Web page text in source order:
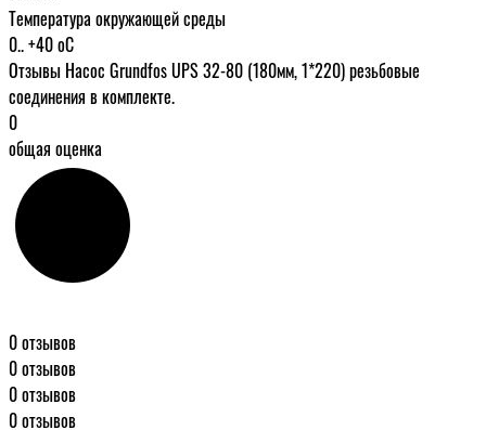
Температура окружающей среды
0.. +40 oC
Отзывы Насос Grundfos UPS 32-80 (180мм, 1*220) резьбовые
соединения в комплекте.
0
общая оценка
0 отзывов
0 отзывов
0 отзывов
0 отзывов